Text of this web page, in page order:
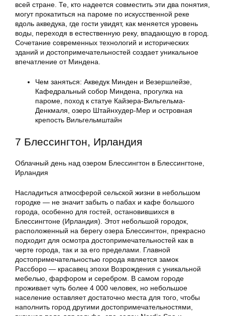
всей стране. Те, кто надеется совместить эти два понятия,
могут прокатиться на пароме по искусственной реке
вдоль акведука, где гости увидят, как меняется уровень
воды, переходя в естественную реку, впадающую в город.
Сочетание современных технологий и исторических
зданий и достопримечательностей создает уникальное
впечатление от Миндена.
Чем заняться: Акведук Минден и Везершлейзе,
Кафедральный собор Миндена, прогулка на
пароме, поход к статуе Кайзера-Вильгельма-
Денкмаля, озеро Штайнхудер-Мер и островная
крепость Вильгельмштайн
7 Блессингтон, Ирландия
Облачный день над озером Блессингтон в Блессингтоне,
Ирландия
Насладиться атмосферой сельской жизни в небольшом
городке — не значит забыть о пабах и кафе большого
города, особенно для гостей, остановившихся в
Блессингтоне (Ирландия). Этот небольшой городок,
расположенный на берегу озера Блессингтон, прекрасно
подходит для осмотра достопримечательностей как в
черте города, так и за его пределами. Главной
достопримечательностью города является замок
Рассборо — красавец эпохи Возрождения с уникальной
мебелью, фарфором и серебром. В самом городе
проживает чуть более 4 000 человек, но небольшое
население оставляет достаточно места для того, чтобы
наполнить город другими достопримечательностями,